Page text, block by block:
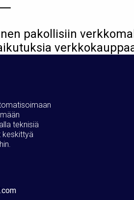
pakollisiin
teknisiä
keskittyä